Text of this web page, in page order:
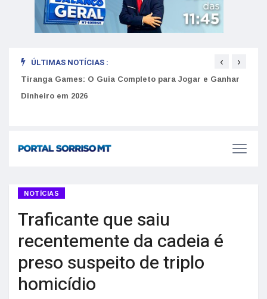
ÚLTIMAS NOTÍCIAS :
Tiranga Games: O Guia Completo para Jogar e Ganhar
Dinheiro em 2026
‹ ›
NOTÍCIAS
Traficante que saiu
recentemente da cadeia é
preso suspeito de triplo
homicídio